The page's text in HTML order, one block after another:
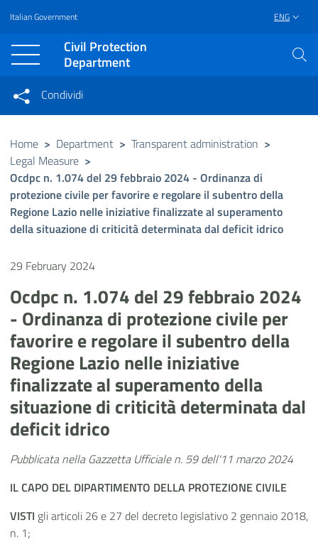
Vai al contenuto principale
Raggiungi il piè di pagina
Italian Government ENG
Civil Protection
Department
Condividi su Facebook
Condividi su Twitter
Condividi
Condividi sui social network
Home > Department > Transparent administration >
Legal Measure >
Ocdpc n. 1.074 del 29 febbraio 2024 - Ordinanza di
protezione civile per favorire e regolare il subentro della
Regione Lazio nelle iniziative finalizzate al superamento
della situazione di criticità determinata dal deficit idrico
29 February 2024
Ocdpc n. 1.074 del 29 febbraio 2024
- Ordinanza di protezione civile per
favorire e regolare il subentro della
Regione Lazio nelle iniziative
finalizzate al superamento della
situazione di criticità determinata dal
deficit idrico
Pubblicata nella Gazzetta Ufficiale n. 59 dell'11 marzo 2024
IL CAPO DEL DIPARTIMENTO DELLA PROTEZIONE CIVILE
VISTI gli articoli 26 e 27 del decreto legislativo 2 gennaio 2018,
n. 1;